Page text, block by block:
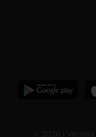
© 2026 |